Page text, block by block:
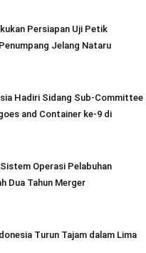
Persiapan Uji Petik
Jelang Nataru
Hadiri Sidang Sub-Committee
and Container ke-9 di
Operasi Pelabuhan
Dua Tahun Merger
Turun Tajam dalam Lima